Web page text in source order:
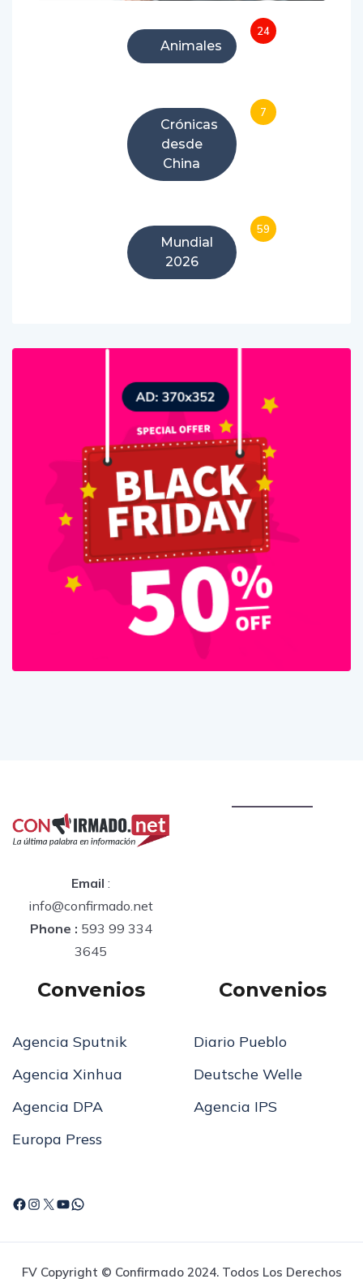
Animales
24
Crónicas
desde
China
7
Mundial
2026
59
Email :
info@confirmado.net
Phone : 593 99 334
3645
Convenios
Agencia Sputnik
Agencia Xinhua
Agencia DPA
Europa Press
Convenios
Diario Pueblo
Deutsche Welle
Agencia IPS
FV Copyright © Confirmado 2024. Todos Los Derechos